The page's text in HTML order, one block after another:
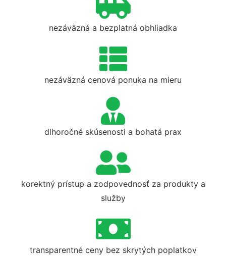
nezáväzná a bezplatná obhliadka
nezáväzná cenová ponuka na mieru
dlhoročné skúsenosti a bohatá prax
korektný prístup a zodpovednosť za produkty a
služby
transparentné ceny bez skrytých poplatkov